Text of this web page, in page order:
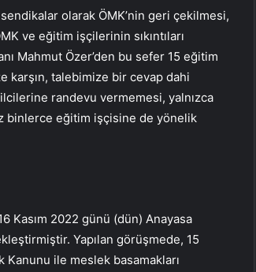
olarak ÖMK’nin geri çekilmesi,
ve eğitim işçilerinin sıkıntıları
Mahmut Özer’den bu sefer 15 eğitim
karşın, talebimize bir cevap dahi
randevu vermemesi, yalnızca
binlerce eğitim işçisine de yönelik
Kasım 2022 günü (dün) Anayasa
Yapılan görüşmede, 15
Kanunu ile meslek basamakları